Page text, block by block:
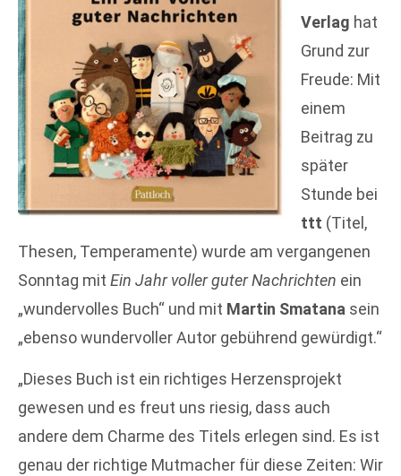
Verlag hat
Grund zur
Freude: Mit
einem
Beitrag zu
später
Stunde bei
ttt (Titel,
Thesen, Temperamente) wurde am vergangenen
Sonntag mit Ein Jahr voller guter Nachrichten ein
„wundervolles Buch“ und mit Martin Smatana sein
„ebenso wundervoller Autor gebührend gewürdigt.“
„Dieses Buch ist ein richtiges Herzensprojekt
gewesen und es freut uns riesig, dass auch
andere dem Charme des Titels erlegen sind. Es ist
genau der richtige Mutmacher für diese Zeiten: Wir